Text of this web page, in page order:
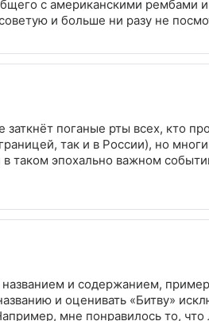
с американскими рембами
и больше ни разу не
поганые рты всех, кто
так и в России), но
таком эпохально важном
и содержанием,
и оценивать «Битву»
мне понравилось то, что